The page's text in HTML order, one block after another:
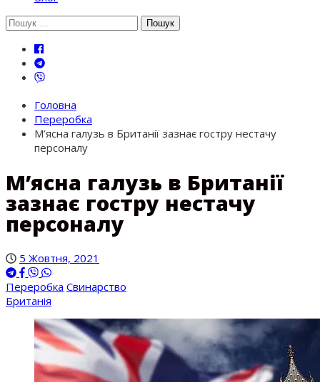
Шукати:
Головна
Переробка
М’ясна галузь в Британії зазнає гостру нестачу
персоналу
М’ясна галузь в Британії
зазнає гостру нестачу
персоналу
5 Жовтня, 2021
Переробка Свинарство
Британія